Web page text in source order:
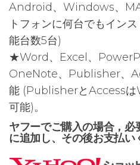
Android、Windows、
トフォンに何台でもイン
能台数5台)
★Word、Excel、
OneNote、Publisher、
能 (PublisherとAccessは
可能)。
ヤフーでご購入の場合，必
に追加し、その後お支払い